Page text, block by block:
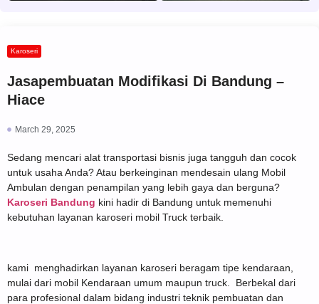
Karoseri
Jasapembuatan Modifikasi Di Bandung –
Hiace
March 29, 2025
Sedang mencari alat transportasi bisnis juga tangguh dan cocok
untuk usaha Anda? Atau berkeinginan mendesain ulang Mobil
Ambulan dengan penampilan yang lebih gaya dan berguna?
Karoseri Bandung kini hadir di Bandung untuk memenuhi
kebutuhan layanan karoseri mobil Truck terbaik.
kami menghadirkan layanan karoseri beragam tipe kendaraan,
mulai dari mobil Kendaraan umum maupun truck. Berbekal dari
para profesional dalam bidang industri teknik pembuatan dan